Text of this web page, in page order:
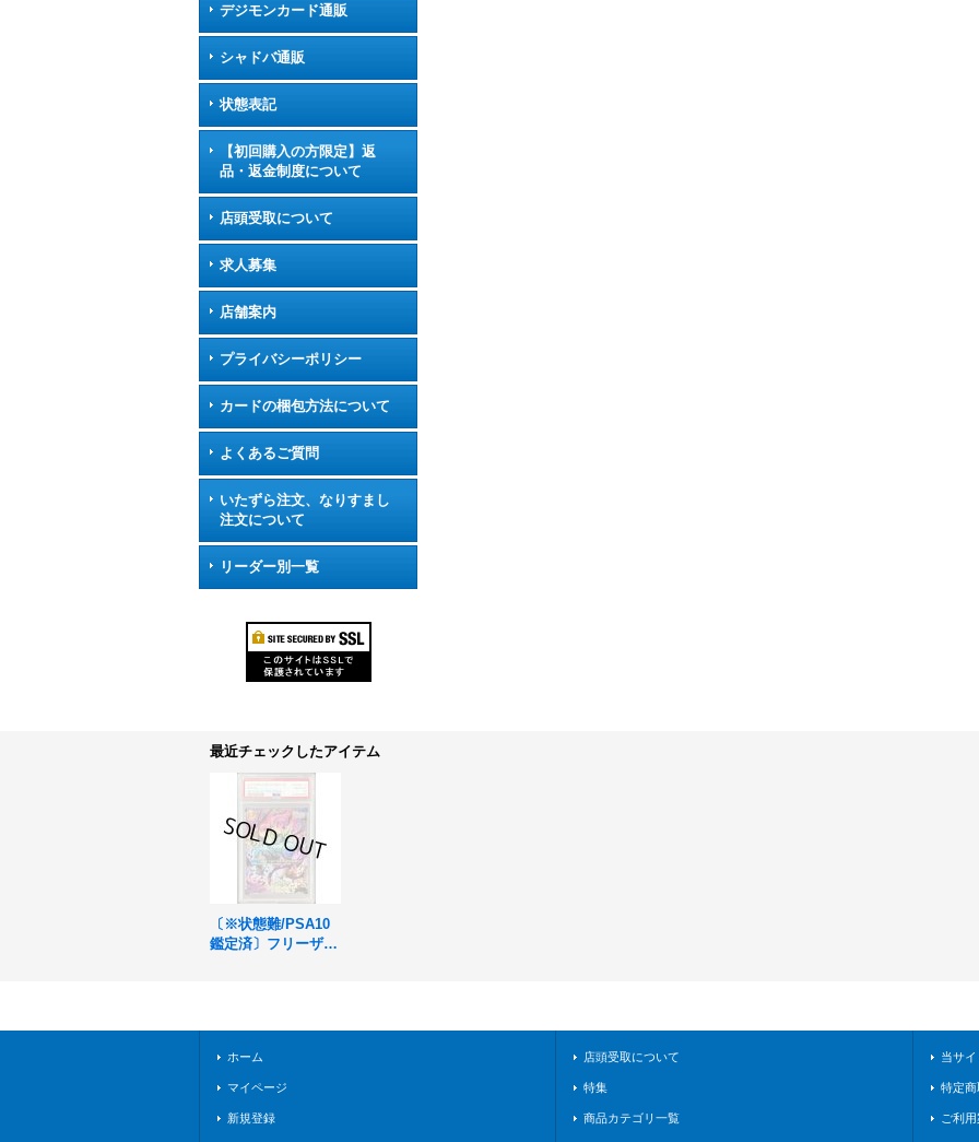
デジモンカード通販
シャドバ通販
状態表記
【初回購入の方限定】返
品・返金制度について
店頭受取について
求人募集
店舗案内
プライバシーポリシー
カードの梱包方法について
よくあるご質問
いたずら注文、なりすまし
注文について
リーダー別一覧
最近チェックしたアイテム
〔※状態難/PSA10
鑑定済〕フリーザ
ホーム
マイページ
新規登録
店頭受取について
特集
商品カテゴリ一覧
当サ
特定
ご利